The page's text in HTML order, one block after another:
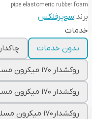
pipe elastomeric rubber foam
برند:سوپرفلکس
خدمات
بدون خدمات
چاکدار
روکشدار 170 میکرون مسلح
روکشدار 170 میکرون مسلح چاکدار
روکشدار170 میکرون مسلح چاکدار چسبدار